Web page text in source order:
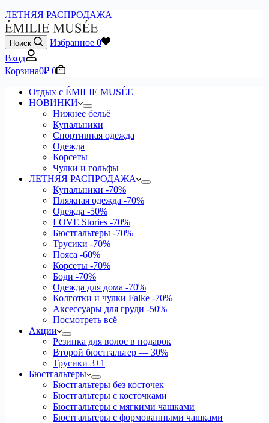
ЛЕТНЯЯ РАСПРОДАЖА
Поиск Избранное 0
Вход
Корзина0₽ 0
Отдых с ÉMILIE MUSÉE
НОВИНКИ
Нижнее бельё
Купальники
Спортивная одежда
Одежда
Корсеты
Чулки и гольфы
ЛЕТНЯЯ РАСПРОДАЖА
Купальники -70%
Пляжная одежда -70%
Одежда -50%
LOVE Stories -70%
Бюстгальтеры -70%
Трусики -70%
Пояса -60%
Корсеты -70%
Боди -70%
Одежда для дома -70%
Колготки и чулки Falke -70%
Аксессуары для груди -50%
Посмотреть всё
Акции
Резинка для волос в подарок
Второй бюстгальтер — 30%
Трусики 3+1
Бюстгальтеры
Бюстгальтеры без косточек
Бюстгальтеры с косточками
Бюстгальтеры с мягкими чашками
Бюстгальтеры с формованными чашками